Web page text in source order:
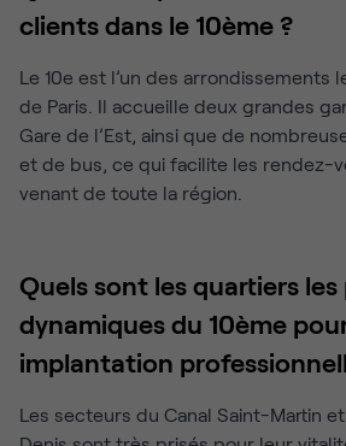
clients dans le 10ème ?
Le 10e est l’un des arrondissements
de Paris. Il accueille deux grandes
Gare de l’Est, ainsi que de
et de bus, ce qui facilite les rendez-
venant de toute la région.
Quels sont les quartiers les
dynamiques du 10ème
implantation
Les secteurs du Canal Saint-Martin